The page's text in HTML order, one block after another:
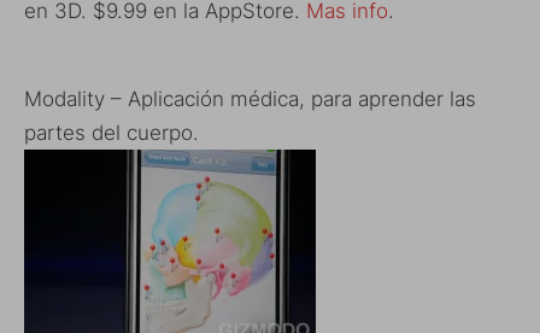
en 3D. $9.99 en la AppStore. Mas info.
Modality – Aplicación médica, para aprender las
partes del cuerpo.